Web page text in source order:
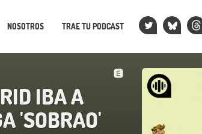
NOSOTROS TRAE TU PODCAST
IBA A
'SOBRAO'